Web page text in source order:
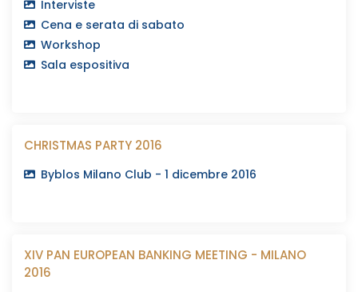
Interviste
Cena e serata di sabato
Workshop
Sala espositiva
CHRISTMAS PARTY 2016
Byblos Milano Club - 1 dicembre 2016
XIV PAN EUROPEAN BANKING MEETING - MILANO
2016